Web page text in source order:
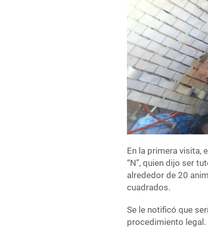
En la primera visita,
“N”, quien dijo ser
alrededor de 20
cuadrados.
Se le notificó que
procedimiento legal.